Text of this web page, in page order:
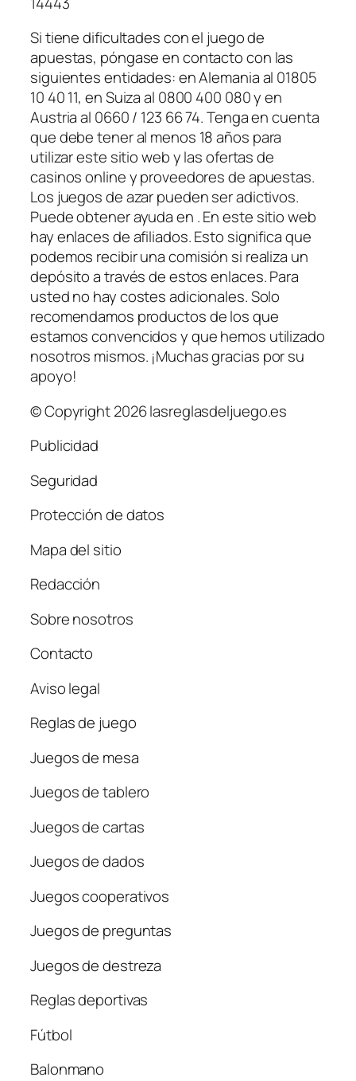
Si tiene dificultades con el juego de
apuestas, póngase en contacto con las
siguientes entidades: en Alemania al 01805
10 40 11, en Suiza al 0800 400 080 y en
Austria al 0660 / 123 66 74. Tenga en cuenta
que debe tener al menos 18 años para
utilizar este sitio web y las ofertas de
casinos online y proveedores de apuestas.
Los juegos de azar pueden ser adictivos.
Puede obtener ayuda en . En este sitio web
hay enlaces de afiliados. Esto significa que
podemos recibir una comisión si realiza un
depósito a través de estos enlaces. Para
usted no hay costes adicionales. Solo
recomendamos productos de los que
estamos convencidos y que hemos utilizado
nosotros mismos. ¡Muchas gracias por su
apoyo!
© Copyright 2026 lasreglasdeljuego.es
Publicidad
Seguridad
Protección de datos
Mapa del sitio
Redacción
Sobre nosotros
Contacto
Aviso legal
Reglas de juego
Juegos de mesa
Juegos de tablero
Juegos de cartas
Juegos de dados
Juegos cooperativos
Juegos de preguntas
Juegos de destreza
Reglas deportivas
Fútbol
Balonmano